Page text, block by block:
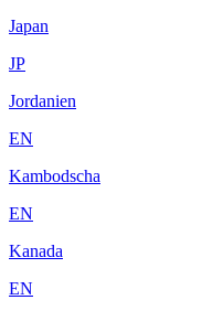
Japan
JP
Jordanien
EN
Kambodscha
EN
Kanada
EN